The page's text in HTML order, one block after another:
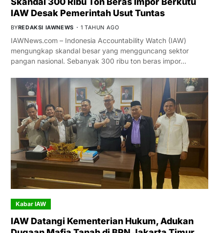
IAW Desak Pemerintah Usut Tuntas
BYREDAKSI IAWNEWS 1 TAHUN AGO
IAWNews.com – Indonesia Accountability Watch (IAW)
mengungkap skandal besar yang mengguncang sektor
pangan nasional. Sebanyak 300 ribu ton beras impor…
Kabar IAW
IAW Datangi Kementerian Hukum, Adukan